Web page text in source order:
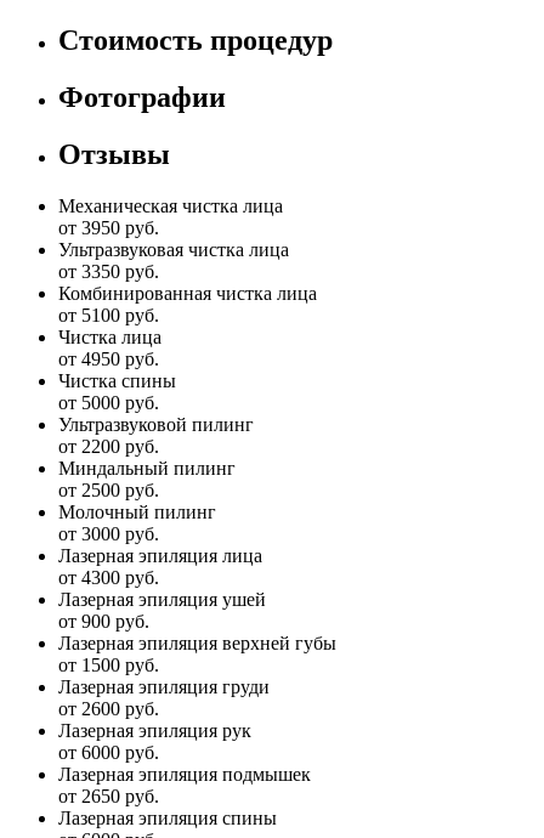
Стоимость процедур
Фотографии
Отзывы
Механическая чистка лица
от 3950 руб.
Ультразвуковая чистка лица
от 3350 руб.
Комбинированная чистка лица
от 5100 руб.
Чистка лица
от 4950 руб.
Чистка спины
от 5000 руб.
Ультразвуковой пилинг
от 2200 руб.
Миндальный пилинг
от 2500 руб.
Молочный пилинг
от 3000 руб.
Лазерная эпиляция лица
от 4300 руб.
Лазерная эпиляция ушей
от 900 руб.
Лазерная эпиляция верхней губы
от 1500 руб.
Лазерная эпиляция груди
от 2600 руб.
Лазерная эпиляция рук
от 6000 руб.
Лазерная эпиляция подмышек
от 2650 руб.
Лазерная эпиляция спины